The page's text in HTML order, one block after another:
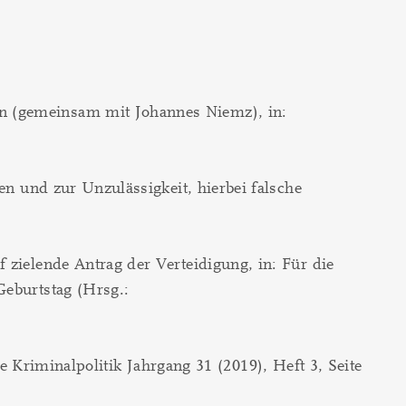
mit Johannes Niemz), in:
und zur Unzulässigkeit, hierbei falsche
zielende Antrag der Verteidigung, in: Für die
(Hrsg.:
Kriminalpolitik Jahrgang 31 (2019), Heft 3, Seite